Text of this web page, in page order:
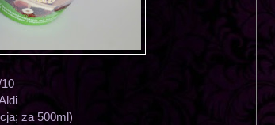
za 500ml)